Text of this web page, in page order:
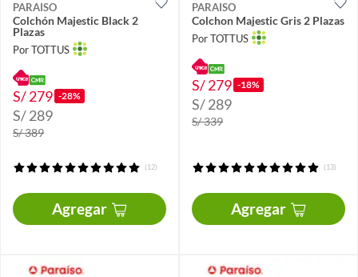
PARAISO
Colchón Majestic Black 2
Plazas
Por TOTTUS
S/ 279 -28%
S/ 289
S/ 389
(12)
Agregar
PARAISO
Colchon Majestic Gris 2 Plazas
Por TOTTUS
S/ 279 -18%
S/ 289
S/ 339
(13)
Agregar